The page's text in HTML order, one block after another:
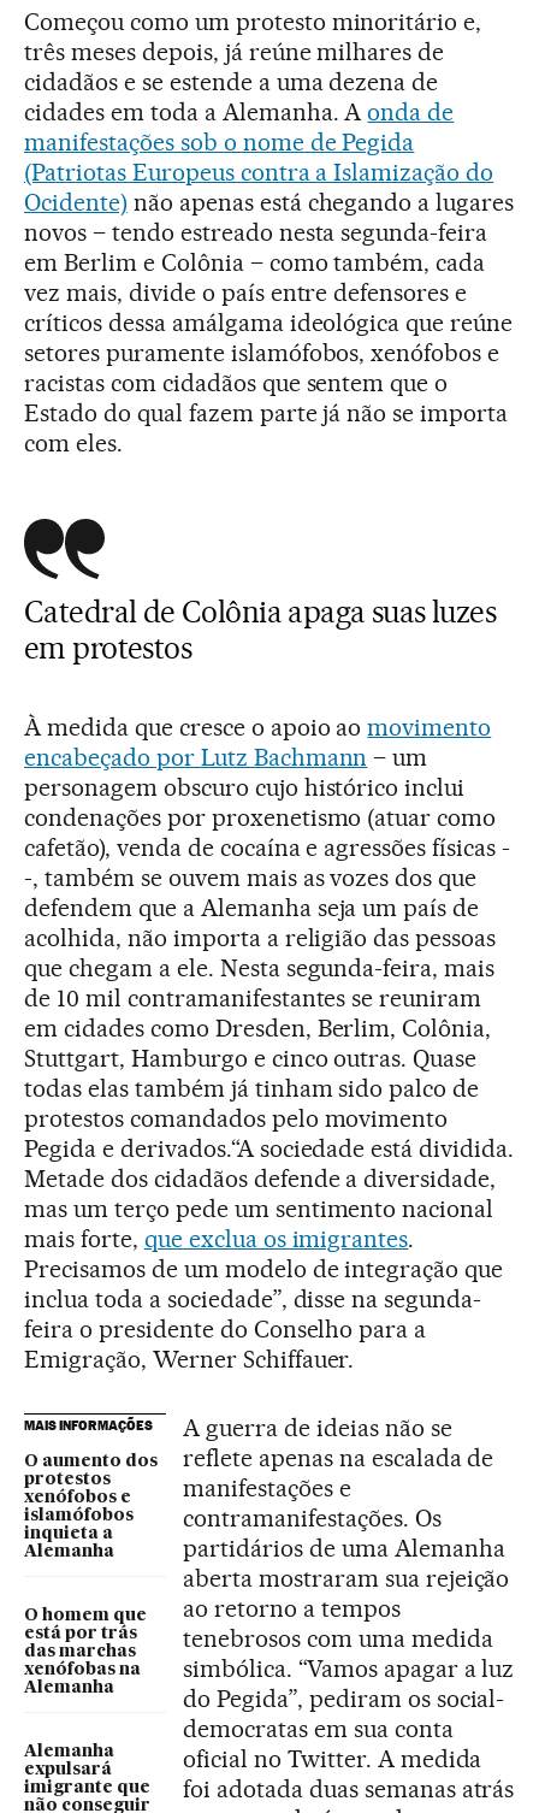
Começou como um protesto minoritário e,
três meses depois, já reúne milhares de
cidadãos e se estende a uma dezena de
cidades em toda a Alemanha. Aonda de
manifestações sob o nome de Pegida
(Patriotas Europeus contra a Islamização do
Ocidente) não apenas está chegando a lugares
novos – tendo estreado nesta segunda-feira
em Berlim e Colônia – como também, cada
vez mais, divide o país entre defensores e
críticos dessa amálgama ideológica que reúne
setores puramente islamófobos, xenófobos e
racistas com cidadãos que sentem que o
Estado do qual fazem parte já não se importa
com eles.
Catedral de Colônia apaga suas luzes
em protestos
À medida que cresce o apoio aomovimento
encabeçado por Lutz Bachmann – um
personagem obscuro cujo histórico inclui
condenações por proxenetismo (atuar como
cafetão), venda de cocaína e agressões físicas -
-, também se ouvem mais as vozes dos que
defendem que a Alemanha seja um país de
acolhida, não importa a religião das pessoas
que chegam a ele. Nesta segunda-feira, mais
de 10 mil contramanifestantes se reuniram
em cidades como Dresden, Berlim, Colônia,
Stuttgart, Hamburgo e cinco outras. Quase
todas elas também já tinham sido palco de
protestos comandados pelo movimento
Pegida e derivados.“A sociedade está dividida.
Metade dos cidadãos defende a diversidade,
mas um terço pede um sentimento nacional
mais forte, que exclua os imigrantes.
Precisamos de um modelo de integração que
inclua toda a sociedade”, disse na segunda-
feira o presidente do Conselho para a
Emigração, Werner Schiffauer.
MAIS INFORMAÇÕES
O aumento dos
protestos
xenófobos e
islamófobos
inquieta a
Alemanha
O homem que
está por trás
das marchas
xenófobas na
Alemanha
Alemanha
expulsará
imigrante que
não conseguir
A guerra de ideias não se
reflete apenas na escalada de
manifestações e
contramanifestações. Os
partidários de uma Alemanha
aberta mostraram sua rejeição
ao retorno a tempos
tenebrosos com uma medida
simbólica. “Vamos apagar a luz
do Pegida”, pediram os social-
democratas em sua conta
oficial no Twitter. A medida
foi adotada duas semanas atrás